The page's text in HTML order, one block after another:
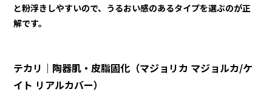
と粉浮きしやすいので、うるおい感のあるタイプを選ぶのが正
解です。
テカリ｜陶器肌・皮脂固化（マジョリカ マジョルカ/ケ
イト リアルカバー）